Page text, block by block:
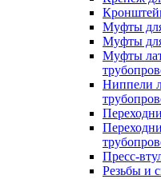
Муфты
Муфты
Муфты
Ниппели
Пресс-
Резьбы и